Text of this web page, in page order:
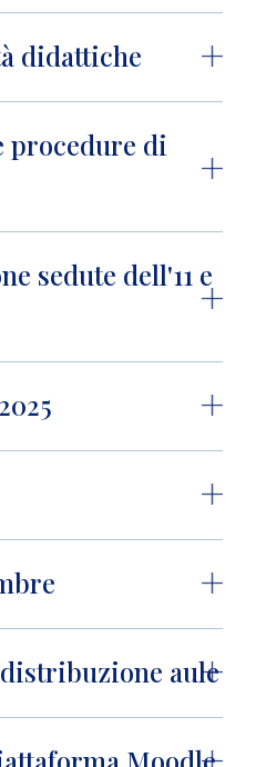
didattiche
procedure di
sedute dell'11 e
aule